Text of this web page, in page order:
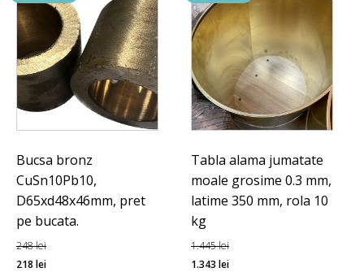
Bucsa bronz
CuSn10Pb10,
D65xd48x46mm, pret
pe bucata.
248lei
Prețul
218 leiPrețul
Tabla alama jumatate
moale grosime 0.3 mm,
latime 350 mm, rola 10
kg
1.445lei
Prețul
1.343leiPrețul